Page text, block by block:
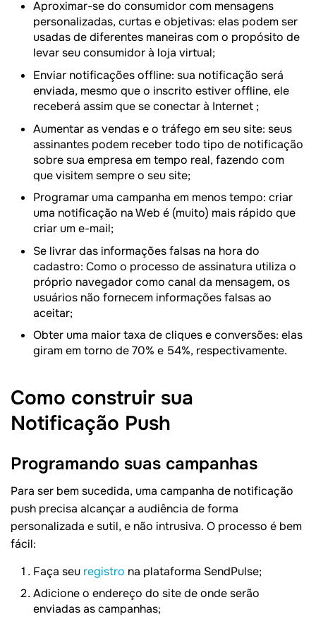
Aproximar-se do consumidor com mensagens
personalizadas, curtas e objetivas: elas podem ser
usadas de diferentes maneiras com o propósito de
levar seu consumidor à loja virtual;
Enviar notificações offline: sua notificação será
enviada, mesmo que o inscrito estiver offline, ele
receberá assim que se conectar à Internet ;
Aumentar as vendas e o tráfego em seu site: seus
assinantes podem receber todo tipo de notificação
sobre sua empresa em tempo real, fazendo com
que visitem sempre o seu site;
Programar uma campanha em menos tempo: criar
uma notificação na Web é (muito) mais rápido que
criar um e-mail;
Se livrar das informações falsas na hora do
cadastro: Como o processo de assinatura utiliza o
próprio navegador como canal da mensagem, os
usuários não fornecem informações falsas ao
aceitar;
Obter uma maior taxa de cliques e conversões: elas
giram em torno de 70% e 54%, respectivamente.
Como construir sua
Notificação Push
Programando suas campanhas
Para ser bem sucedida, uma campanha de notificação
push precisa alcançar a audiência de forma
personalizada e sutil, e não intrusiva. O processo é bem
fácil:
Faça seu registro na plataforma SendPulse;
Adicione o endereço do site de onde serão
enviadas as campanhas;